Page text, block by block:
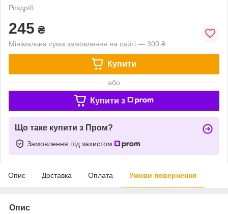
Роздріб
245 ₴
Мінімальна сума замовлення на сайті — 300 ₴
Купити
або
Купити з
Що таке купити з Пром?
Замовлення під захистом
Опис Доставка Оплата Умови повернення
Опис